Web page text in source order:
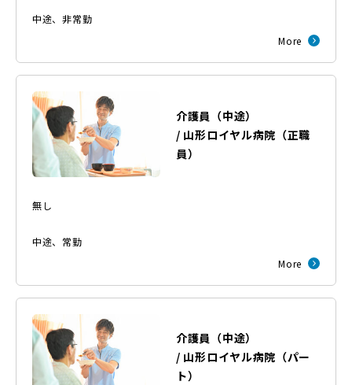
中途、非常勤
More
介護員（中途）
/ 山形ロイヤル病院 （正職
員）
無し
中途、 常勤
More
介護員（中途）
/ 山形ロイヤル病院 （パー
ト）